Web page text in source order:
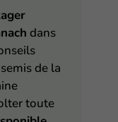
dans
de la
toute